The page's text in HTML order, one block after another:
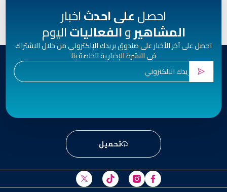
احصلعلى احدثاخبار
المشاهيروالفعالياتاليوم
احصل على آخر الأخبار على صندوق بريدك الإلكتروني من خلال الاشتراك
في النشرة الإخبارية الخاصة بنا
تحميل